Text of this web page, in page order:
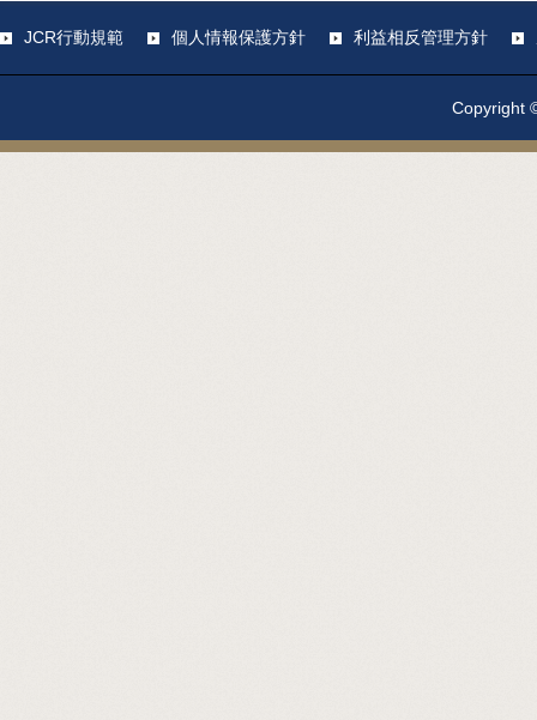
JCR行動規範 個人情報保護方針 利益相反管理方針
Copyright